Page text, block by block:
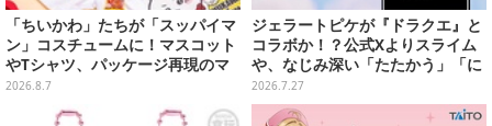
「ちいかわ」たちが「スッパイマ
ン」コスチュームに！マスコット
やTシャツ、パッケージ再現のマ
グネットなど全5アイテム
2026.8.7
ジェラートピケが『ドラクエ』と
コラボか！？公式Xよりスライム
や、なじみ深い「たたかう」「に
げる」のコマンドウィンドウが投
稿
2026.7.27